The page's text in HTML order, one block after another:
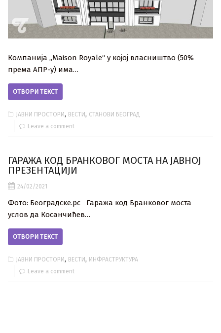
Компанија ,,Maison Royale“ у којој власништво (50%
према АПР-у) има…
ОТВОРИ ТЕКСТ
ЈАВНИ ПРОСТОРИ, ВЕСТИ, СТАНОВИ БЕОГРАД
Leave a comment
ГАРАЖА КОД БРАНКОВОГ МОСТА НА ЈАВНОЈ
ПРЕЗЕНТАЦИЈИ
24/02/2021
Фото: Београдске.рс Гаража код Бранковог моста
услов да Косанчићев…
ОТВОРИ ТЕКСТ
ЈАВНИ ПРОСТОРИ, ВЕСТИ, ИНФРАСТРУКТУРА
Leave a comment